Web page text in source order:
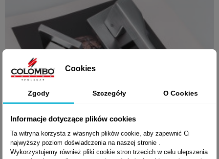
Cookies
Zgody Szczegóły O Cookies
Informacje dotyczące plików cookies
Ta witryna korzysta z własnych plików cookie, aby zapewnić Ci
najwyższy poziom doświadczenia na naszej stronie .
Wykorzystujemy również pliki cookie stron trzecich w celu ulepszenia